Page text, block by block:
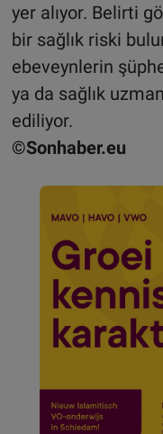
yer alıyor. Belirti
bir sağlık riski
ebeveynlerin
ya da sağlık
ediliyor.
©Sonhaber.eu